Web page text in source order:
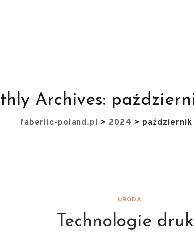
Archives:
faberlic-poland.pl > 2024 > październik
URODA
Technologie